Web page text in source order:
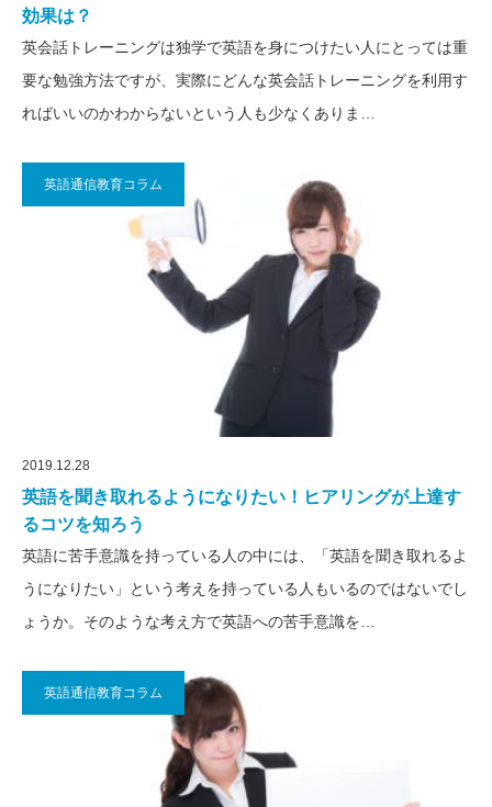
効果は？
英会話トレーニングは独学で英語を身につけたい人にとっては重
要な勉強方法ですが、実際にどんな英会話トレーニングを利用す
ればいいのかわからないという人も少なくありま…
英語通信教育コラム
2019.12.28
英語を聞き取れるようになりたい！ヒアリングが上達す
るコツを知ろう
英語に苦手意識を持っている人の中には、「英語を聞き取れるよ
うになりたい」という考えを持っている人もいるのではないでし
ょうか。そのような考え方で英語への苦手意識を…
英語通信教育コラム